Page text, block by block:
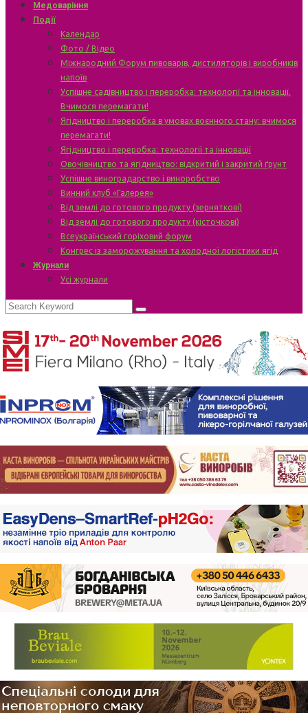
Медоваріння
Події
Календар
Фото / Відео
Міжнародний Форум пивоварів, дистиляторів і виробників
напоїв
Успішне садівництво і переробка: технології та інновації.
Вчимося перемагати!
Ягідництво і переробка в умовах воєнного стану: вчимося
перемагати!
Ягідництво і переробка: технології та інновації
Овочівництво та ягідництво: відкритий і закритий ґрунт
Успішне виноградарство і виноробство
Винний клуб «Галерея»
Від землі до готового продукту (зерняткові)
Від землі до готового продукту (кісточкові)
Всеукраїнський горіховий форум
Конгрес із заморожування та холодної логістики ягід
Журнали
Усі журнали